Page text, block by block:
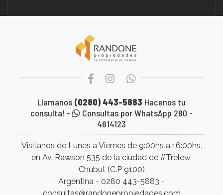
Llamanos (0280) 443-5883 Hacenos tu
consulta! -
Consultas por WhatsApp 280 -
4814123
Visitanos de Lunes a Viernes de 9:00hs a 16:00hs,
en Av. Rawson 535 de la ciudad de #Trelew,
Chubut (C.P 9100)
Argentina - 0280 443-5883 -